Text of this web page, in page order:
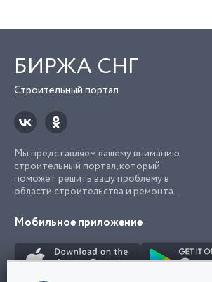
БИРЖА СНГ
Строительный портал
Мы представляем вашему вниманию
строительный портал, который
поможет решить вашу проблему в
области строительства и ремонта.
Мобильное приложение